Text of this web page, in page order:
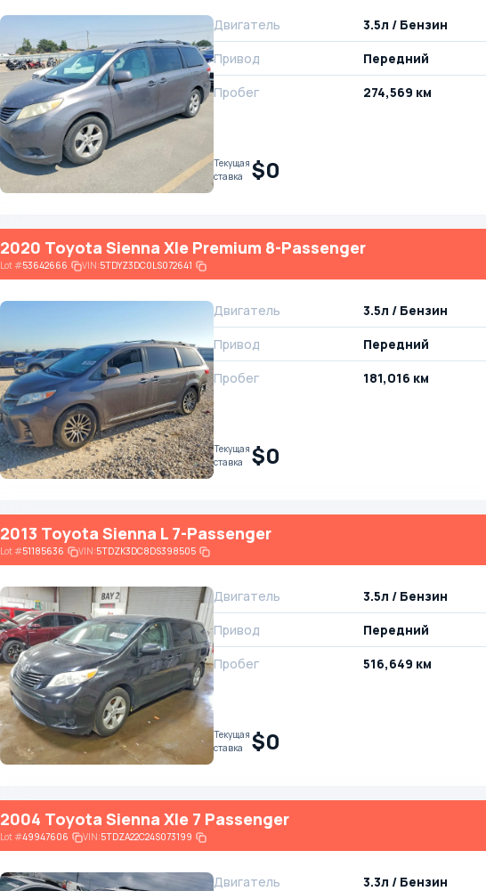
Двигатель
3.5л / Бензин
Привод
Передний
Пробег
274,569 км
Текущая
ставка
$0
2020 Toyota Sienna Xle Premium 8-Passenger
Lot#53642666 VIN:5TDYZ3DC0LS072641
Двигатель
3.5л / Бензин
Привод
Передний
Пробег
181,016 км
Текущая
ставка
$0
2013 Toyota Sienna L 7-Passenger
Lot#51185636 VIN:5TDZK3DC8DS398505
Двигатель
3.5л / Бензин
Привод
Передний
Пробег
516,649 км
Текущая
ставка
$0
2004 Toyota Sienna Xle 7 Passenger
Lot#49947606 VIN:5TDZA22C24S073199
Двигатель
3.3л / Бензин